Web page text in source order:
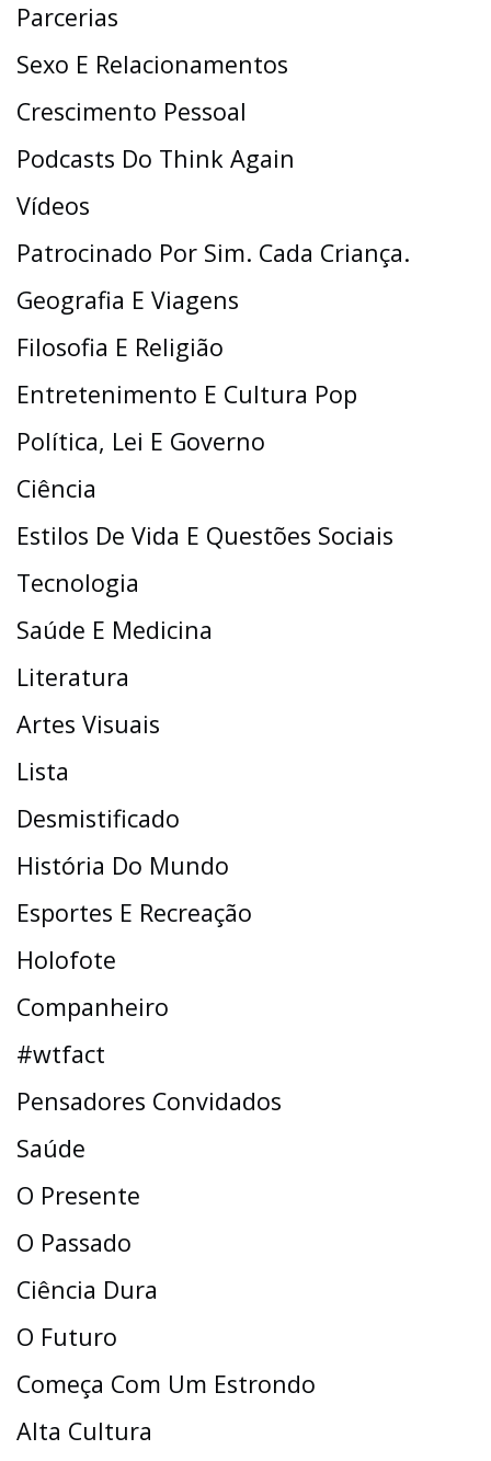
Parcerias
Sexo E Relacionamentos
Crescimento Pessoal
Podcasts Do Think Again
Vídeos
Patrocinado Por Sim. Cada Criança.
Geografia E Viagens
Filosofia E Religião
Entretenimento E Cultura Pop
Política, Lei E Governo
Ciência
Estilos De Vida E Questões Sociais
Tecnologia
Saúde E Medicina
Literatura
Artes Visuais
Lista
Desmistificado
História Do Mundo
Esportes E Recreação
Holofote
Companheiro
#wtfact
Pensadores Convidados
Saúde
O Presente
O Passado
Ciência Dura
O Futuro
Começa Com Um Estrondo
Alta Cultura